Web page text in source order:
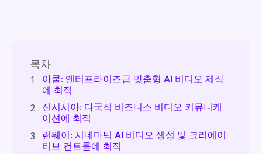
목차
1. 아쿨: 엔터프라이즈급 맞춤형 AI 비디오 제작
에 최적
2. 신시시아: 다국적 비즈니스 비디오 커뮤니케
이션에 최적
3.
런웨이: 시네마틱 AI 비디오 생성 및 크리에이
티브 컨트롤에 최적